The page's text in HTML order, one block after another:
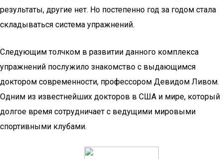
результаты, другие нет. Но постепенно год за годом стала
складываться система упражнений.
Следующим толчком в развитии данного комплекса
упражнений послужило знакомство с выдающимся
доктором современности, профессором Девидом Ливом.
Одним из известнейших докторов в США и мире, который
долгое время сотрудничает с ведущими мировыми
спортивными клубами.